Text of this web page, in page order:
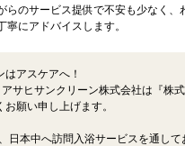
らのサービス提供で不安も少なく、
寧にアドバイスします。
アスケアへ！
サヒサンクリーン株式会社は『株
願い申し上げます。
日本中へ訪問入浴サービスを通し